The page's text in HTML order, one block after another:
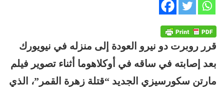
قرر روبرت دو نيرو العودة إلى منزله في نيويورك
بعد إصابته في ساقه في أوكلاهوما أثناء تصوير فيلم
مارتن سكورسيزي الجديد “قتلة زهرة القمر”، الذي